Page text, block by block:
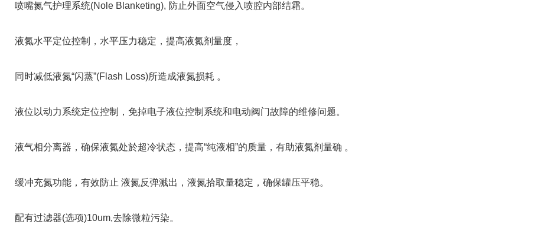
喷嘴氮气护理系统(Nole Blanketing), 防止外面空气侵入喷腔内部结霜。
液氮水平定位控制，水平压力稳定，提高液氮剂量度，
同时减低液氮“闪蒸”(Flash Loss)所造成液氮损耗 。
液位以动力系统定位控制，免掉电子液位控制系统和电动阀门故障的维修问题。
液气相分离器，确保液氮处於超冷状态，提高“纯液相”的质量，有助液氮剂量确 。
缓冲充氮功能，有效防止 液氮反弹溅出，液氮拾取量稳定，确保罐压平稳。
配有过滤器(选项)10um,去除微粒污染。